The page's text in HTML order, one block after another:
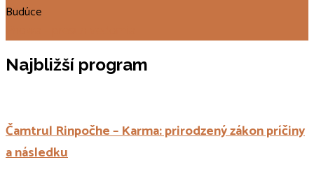
Budúce
Najbližší program
Čamtrul Rinpočhe – Karma: prirodzený zákon príčiny
a následku